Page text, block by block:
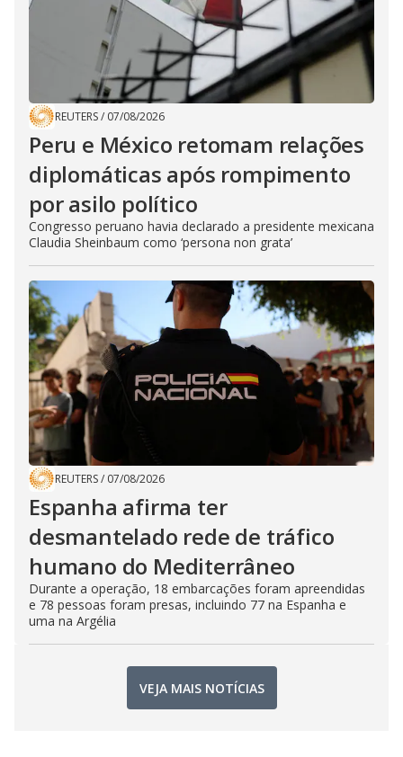
REUTERS/ 07/08/2026
Peru e México retomam relações
diplomáticas após rompimento
por asilo político
Congresso peruano havia declarado a presidente mexicana
Claudia Sheinbaum como ‘persona non grata’
REUTERS/ 07/08/2026
Espanha afirma ter
desmantelado rede de tráfico
humano do Mediterrâneo
Durante a operação, 18 embarcações foram apreendidas
e 78 pessoas foram presas, incluindo 77 na Espanha e
uma na Argélia
VEJA MAIS NOTÍCIAS